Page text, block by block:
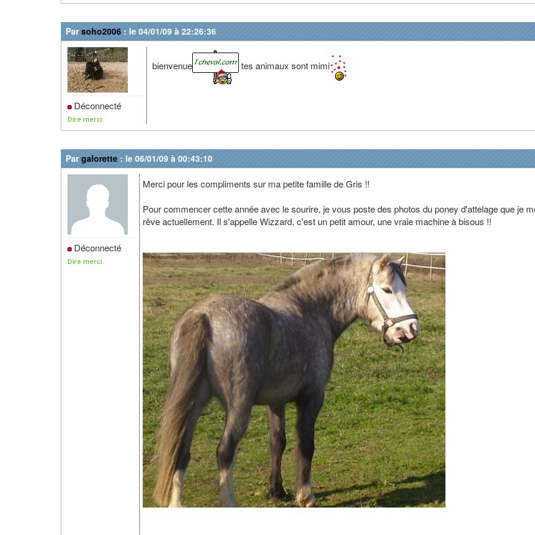
Parsoho2006 : le 04/01/09 à 22:26:36
Déconnecté
Dire merci
bienvenue tes animaux sont mimi
Pargalorette : le 06/01/09 à 00:43:10
Déconnecté
Dire merci
Merci pour les compliments sur ma petite famille de Gris !!
Pour commencer cette année avec le sourire, je vous poste des photos du poney d'attelage que je
rêve actuellement. Il s'appelle Wizzard, c'est un petit amour, une vraie machine à bisous !!